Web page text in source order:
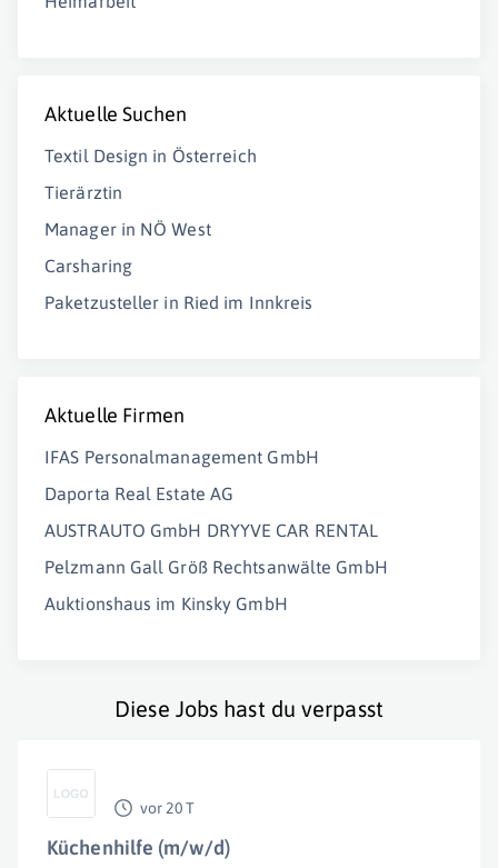
Aktuelle Suchen
Textil Design in Österreich
Tierärztin
Manager in NÖ West
Carsharing
Paketzusteller in Ried im Innkreis
Aktuelle Firmen
IFAS Personalmanagement GmbH
Daporta Real Estate AG
AUSTRAUTO GmbH DRYYVE CAR RENTAL
Pelzmann Gall Größ Rechtsanwälte GmbH
Auktionshaus im Kinsky GmbH
Diese Jobs hast du verpasst
vor 20 T
Küchenhilfe (m/w/d)